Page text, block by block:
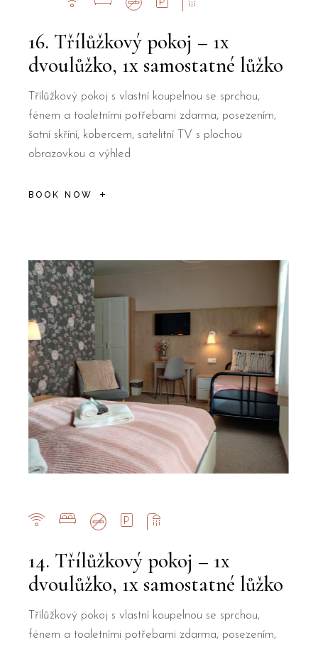
16. Třílůžkový pokoj – 1x
dvoulůžko, 1x samostatné lůžko
Třílůžkový pokoj s vlastní koupelnou se sprchou,
fénem a toaletními potřebami zdarma, posezením,
šatní skříní, kobercem, satelitní TV s plochou
obrazovkou a výhled
BOOK NOW
14. Třílůžkový pokoj – 1x
dvoulůžko, 1x samostatné lůžko
Třílůžkový pokoj s vlastní koupelnou se sprchou,
fénem a toaletními potřebami zdarma, posezením,